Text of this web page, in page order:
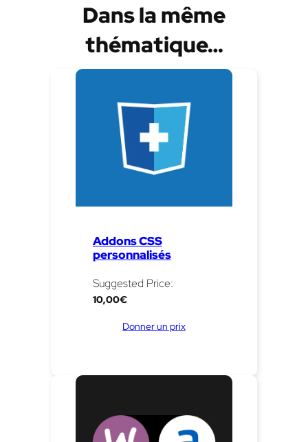
Dans la même
thématique…
Addons CSS
personnalisés
Suggested Price:
10,00€
Donner un prix